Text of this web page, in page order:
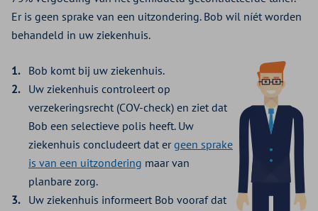
Er is geen sprake van een uitzondering. Bob wil níét worden
behandeld in uw ziekenhuis.
Bob komt bij uw ziekenhuis.
Uw ziekenhuis controleert op
verzekeringsrecht (COV-check) en ziet dat
Bob een selectieve polis heeft. Uw
ziekenhuis concludeert dat ergeen sprake
is van een uitzondering maar van
planbare zorg.
Uw ziekenhuis informeert Bob vooraf dat